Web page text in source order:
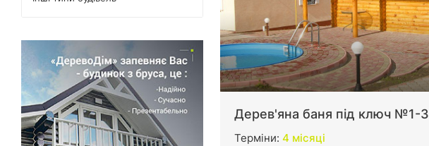
Дерев'яна баня під ключ №1-3
Терміни: 4 місяці